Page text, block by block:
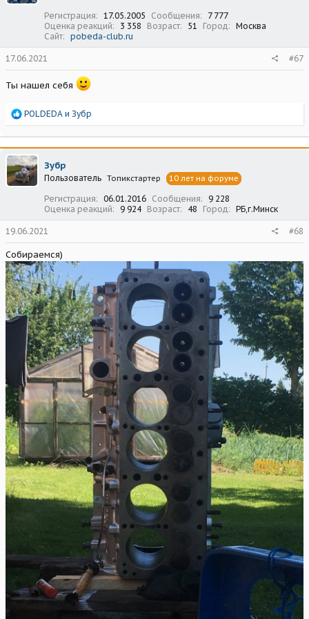
Регистрация
17.05.2005 Сообщения
7 777
Оценка реакций
3 358 Возраст 51 Город
Москва
Сайт
pobeda-club.ru
17.06.2021 #67
Ты нашел себя
Р
а
к
ц
и
и
POLDEDA и Зубр
Зубр
Пользователь Топикстартер 10 лет на форуме
Регистрация 06.01.2016 Сообщения
9 228
Оценка реакций
9 924 Возраст 48 Город РБ,г.Минск
19.06.2021 #68
Собираемся)